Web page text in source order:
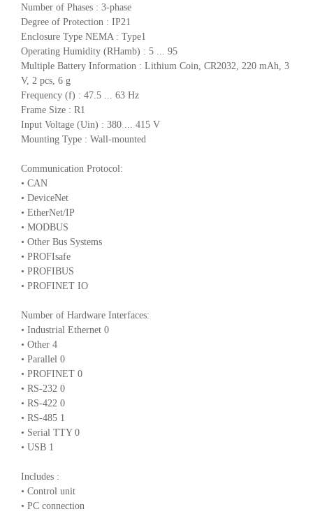
Number of Phases : 3-phase
Degree of Protection : IP21
Enclosure Type NEMA : Type1
Operating Humidity (RHamb) : 5 ... 95
Multiple Battery Information : Lithium Coin, CR2032, 220 mAh, 3
V, 2 pcs, 6 g
Frequency (f) : 47.5 ... 63 Hz
Frame Size : R1
Input Voltage (Uin) : 380 ... 415 V
Mounting Type : Wall-mounted
Communication Protocol:
• CAN
• DeviceNet
• EtherNet/IP
• MODBUS
• Other Bus Systems
• PROFIsafe
• PROFIBUS
• PROFINET IO
Number of Hardware Interfaces:
• Industrial Ethernet 0
• Other 4
• Parallel 0
• PROFINET 0
• RS-232 0
• RS-422 0
• RS-485 1
• Serial TTY 0
• USB 1
Includes :
• Control unit
• PC connection